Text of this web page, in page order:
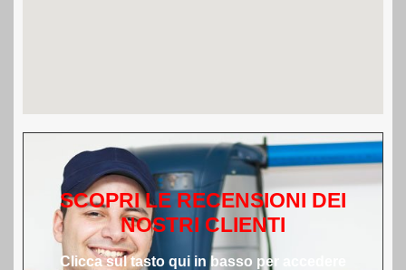
SCOPRI LE RECENSIONI DEI
NOSTRI CLIENTI
Clicca sul tasto qui in basso per accedere